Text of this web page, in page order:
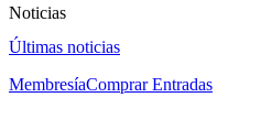
Noticias
Últimas noticias
MembresíaComprar Entradas